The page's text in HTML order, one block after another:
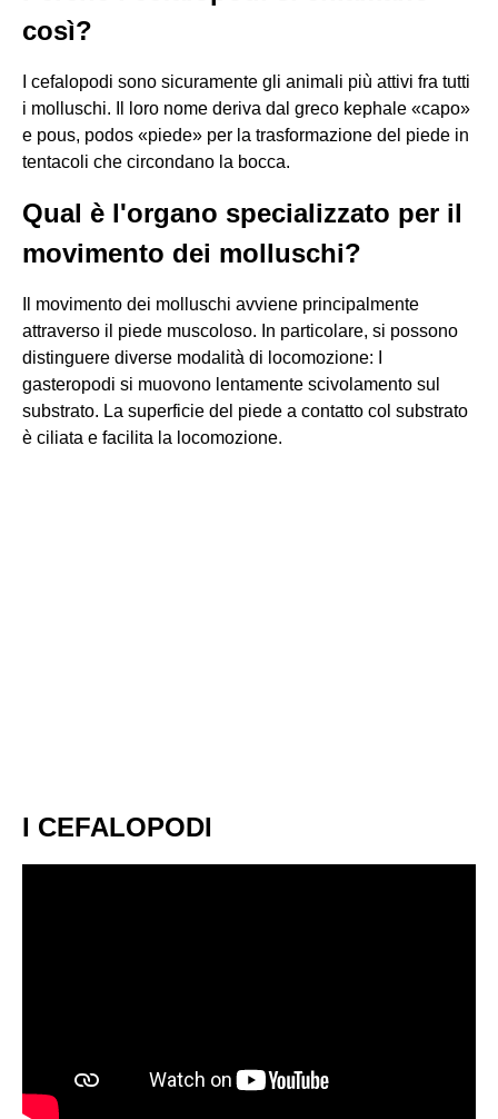
così?
I cefalopodi sono sicuramente gli animali più attivi fra tutti
i molluschi. Il loro nome deriva dal greco kephale «capo»
e pous, podos «piede» per la trasformazione del piede in
tentacoli che circondano la bocca.
Qual è l'organo specializzato per il
movimento dei molluschi?
Il movimento dei molluschi avviene principalmente
attraverso il piede muscoloso. In particolare, si possono
distinguere diverse modalità di locomozione: I
gasteropodi si muovono lentamente scivolamento sul
substrato. La superficie del piede a contatto col substrato
è ciliata e facilita la locomozione.
I CEFALOPODI